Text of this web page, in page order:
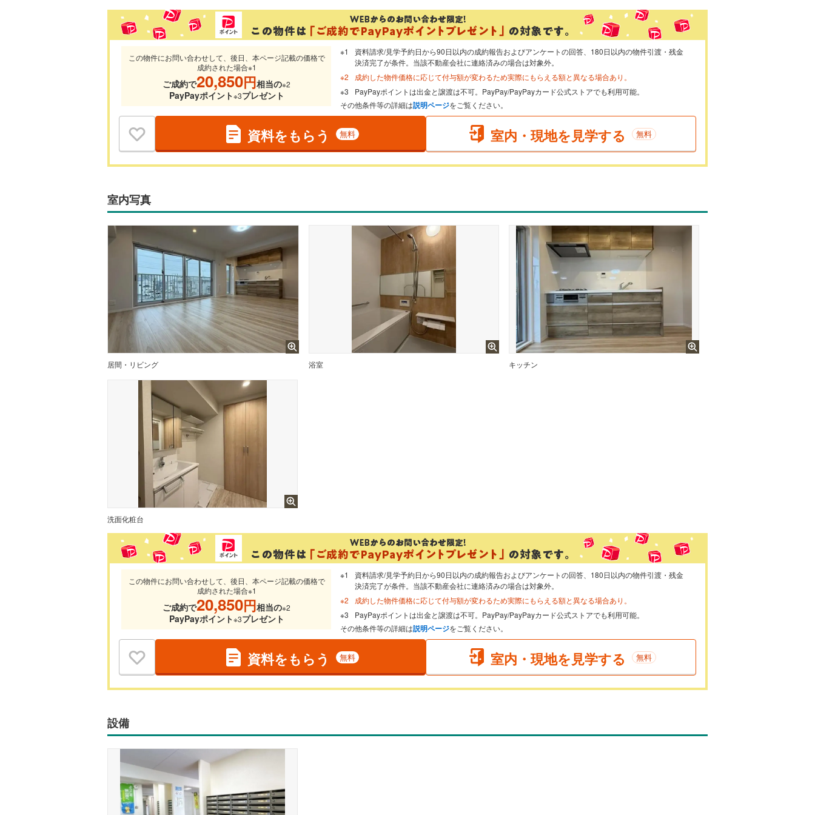
この物件にお問い合わせして、後日、本ページ記載の価格で
成約された場合※1
ご成約で20,850円相当の※2
PayPayポイント※3プレゼント
資料請求/見学予約日から90日以内の成約報告およびアンケートの回答、180日以内の物件引渡・残金
決済完了が条件。当該不動産会社に連絡済みの場合は対象外。
成約した物件価格に応じて付与額が変わるため実際にもらえる額と異なる場合あり。
PayPayポイントは出金と譲渡は不可。PayPay/PayPayカード公式ストアでも利用可能。
その他条件等の詳細は説明ページをご覧ください。
資料をもらう 無料 室内・現地を見学する 無料
室内写真
居間・リビング 浴室 キッチン
洗面化粧台
この物件にお問い合わせして、後日、本ページ記載の価格で
成約された場合※1
ご成約で20,850円相当の※2
PayPayポイント※3プレゼント
資料請求/見学予約日から90日以内の成約報告およびアンケートの回答、180日以内の物件引渡・残金
決済完了が条件。当該不動産会社に連絡済みの場合は対象外。
成約した物件価格に応じて付与額が変わるため実際にもらえる額と異なる場合あり。
PayPayポイントは出金と譲渡は不可。PayPay/PayPayカード公式ストアでも利用可能。
その他条件等の詳細は説明ページをご覧ください。
資料をもらう 無料 室内・現地を見学する 無料
設備